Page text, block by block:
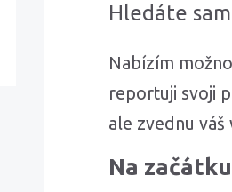
Hledáte
Nabízím
reportuji svoji
ale zvednu
Na